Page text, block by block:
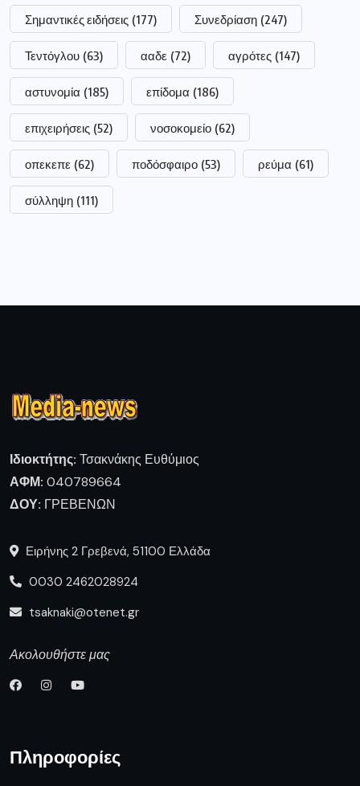
Σημαντικές ειδήσεις (177) Συνεδρίαση (247)
Τεντόγλου (63) ααδε (72) αγρότες (147)
αστυνομία (185) επίδομα (186)
επιχειρήσεις (52) νοσοκομείο (62)
οπεκεπε (62) ποδόσφαιρο (53) ρεύμα (61)
σύλληψη (111)
Ιδιοκτήτης: Τσακνάκης Ευθύμιος
ΑΦΜ: 040789664
ΔΟΥ: ΓΡΕΒΕΝΩΝ
Ειρήνης 2 Γρεβενά, 51100 Ελλάδα
0030 2462028924
tsaknaki@otenet.gr
Ακολουθήστε μας
Πληροφορίες